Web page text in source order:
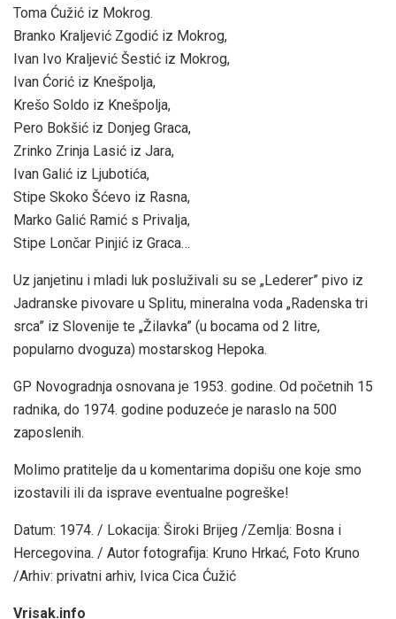
Toma Ćužić iz Mokrog.
Branko Kraljević Zgodić iz Mokrog,
Ivan Ivo Kraljević Šestić iz Mokrog,
Ivan Ćorić iz Knešpolja,
Krešo Soldo iz Knešpolja,
Pero Bokšić iz Donjeg Graca,
Zrinko Zrinja Lasić iz Jara,
Ivan Galić iz Ljubotića,
Stipe Skoko Šćevo iz Rasna,
Marko Galić Ramić s Privalja,
Stipe Lončar Pinjić iz Graca…
Uz janjetinu i mladi luk posluživali su se „Lederer” pivo iz
Jadranske pivovare u Splitu, mineralna voda „Radenska tri
srca” iz Slovenije te „Žilavka” (u bocama od 2 litre,
popularno dvoguza) mostarskog Hepoka.
GP Novogradnja osnovana je 1953. godine. Od početnih 15
radnika, do 1974. godine poduzeće je naraslo na 500
zaposlenih.
Molimo pratitelje da u komentarima dopišu one koje smo
izostavili ili da isprave eventualne pogreške!
Datum: 1974. / Lokacija: Široki Brijeg /Zemlja: Bosna i
Hercegovina. / Autor fotografija: Kruno Hrkać, Foto Kruno
/Arhiv: privatni arhiv, Ivica Cica Ćužić
Vrisak.info